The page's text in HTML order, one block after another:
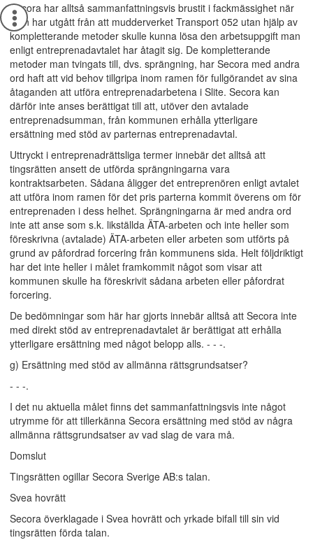
Secora har alltså sammanfattningsvis brustit i fackmässighet när
man har utgått från att mudderverket Transport 052 utan hjälp av
kompletterande metoder skulle kunna lösa den arbetsuppgift man
enligt entreprenadavtalet har åtagit sig. De kompletterande
metoder man tvingats till, dvs. sprängning, har Secora med andra
ord haft att vid behov tillgripa inom ramen för fullgörandet av sina
åtaganden att utföra entreprenadarbetena i Slite. Secora kan
därför inte anses berättigat till att, utöver den avtalade
entreprenadsumman, från kommunen erhålla ytterligare
ersättning med stöd av parternas entreprenadavtal.
Uttryckt i entreprenadrättsliga termer innebär det alltså att
tingsrätten ansett de utförda sprängningarna vara
kontraktsarbeten. Sådana åligger det entreprenören enligt avtalet
att utföra inom ramen för det pris parterna kommit överens om för
entreprenaden i dess helhet. Sprängningarna är med andra ord
inte att anse som s.k. likställda ÄTA-arbeten och inte heller som
föreskrivna (avtalade) ÄTA-arbeten eller arbeten som utförts på
grund av påfordrad forcering från kommunens sida. Helt följdriktigt
har det inte heller i målet framkommit något som visar att
kommunen skulle ha föreskrivit sådana arbeten eller påfordrat
forcering.
De bedömningar som här har gjorts innebär alltså att Secora inte
med direkt stöd av entreprenadavtalet är berättigat att erhålla
ytterligare ersättning med något belopp alls. - - -.
g) Ersättning med stöd av allmänna rättsgrundsatser?
- - -.
I det nu aktuella målet finns det sammanfattningsvis inte något
utrymme för att tillerkänna Secora ersättning med stöd av några
allmänna rättsgrundsatser av vad slag de vara må.
Domslut
Tingsrätten ogillar Secora Sverige AB:s talan.
Svea hovrätt
Secora överklagade i Svea hovrätt och yrkade bifall till sin vid
tingsrätten förda talan.